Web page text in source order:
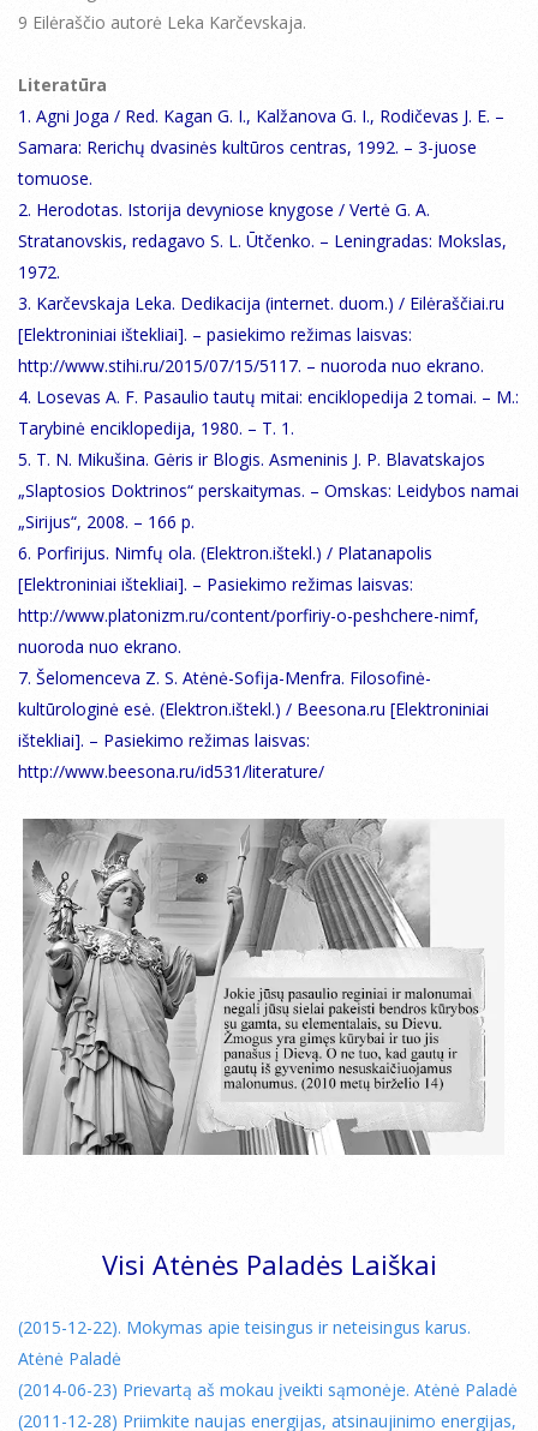
9 Eilėraščio autorė Leka Karčevskaja.
Literatūra
1. Agni Joga / Red. Kagan G. I., Kalžanova G. I., Rodičevas J. E. –
Samara: Rerichų dvasinės kultūros centras, 1992. – 3-juose
tomuose.
2. Herodotas. Istorija devyniose knygose / Vertė G. A.
Stratanovskis, redagavo S. L. Ūtčenko. – Leningradas: Mokslas,
1972.
3. Karčevskaja Leka. Dedikacija (internet. duom.) / Eilėraščiai.ru
[Elektroniniai ištekliai]. – pasiekimo režimas laisvas:
http://www.stihi.ru/2015/07/15/5117. – nuoroda nuo ekrano.
4. Losevas A. F. Pasaulio tautų mitai: enciklopedija 2 tomai. – M.:
Tarybinė enciklopedija, 1980. – T. 1.
5. T. N. Mikušina. Gėris ir Blogis. Asmeninis J. P. Blavatskajos
„Slaptosios Doktrinos“ perskaitymas. – Omskas: Leidybos namai
„Sirijus“, 2008. – 166 p.
6. Porfirijus. Nimfų ola. (Elektron.ištekl.) / Platanapolis
[Elektroniniai ištekliai]. – Pasiekimo režimas laisvas:
http://www.platonizm.ru/content/porfiriy-o-peshchere-nimf,
nuoroda nuo ekrano.
7. Šelomenceva Z. S. Atėnė-Sofija-Menfra. Filosofinė-
kultūrologinė esė. (Elektron.ištekl.) / Beesona.ru [Elektroniniai
ištekliai]. – Pasiekimo režimas laisvas:
http://www.beesona.ru/id531/literature/
Visi Atėnės Paladės Laiškai
(2015-12-22). Mokymas apie teisingus ir neteisingus karus.
Atėnė Paladė
(2014-06-23) Prievartą aš mokau įveikti sąmonėje. Atėnė Paladė
(2011-12-28) Priimkite naujas energijas, atsinaujinimo energijas,